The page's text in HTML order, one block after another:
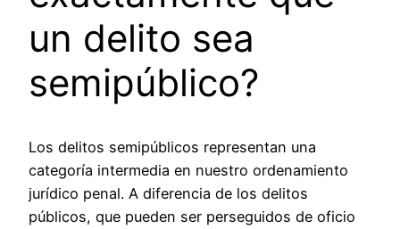
un delito sea
semipúblico?
Los delitos semipúblicos representan una
categoría intermedia en nuestro ordenamiento
jurídico penal. A diferencia de los delitos
públicos, que pueden ser perseguidos de oficio